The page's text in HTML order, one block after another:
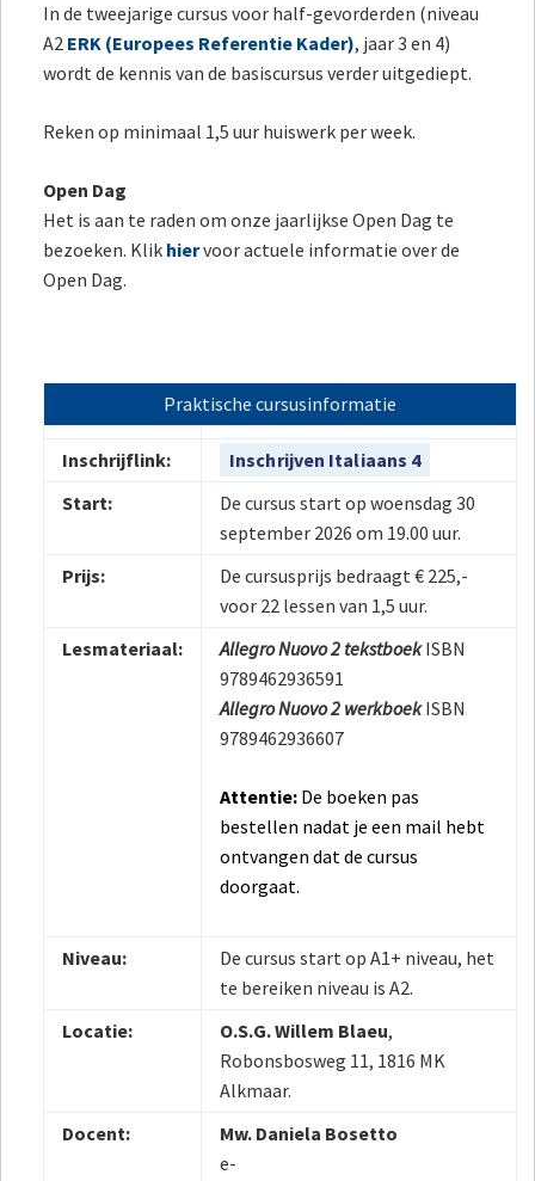
In de tweejarige cursus voor half-gevorderden (niveau
A2 ERK (Europees Referentie Kader), jaar 3 en 4)
wordt de kennis van de basiscursus verder uitgediept.
Reken op minimaal 1,5 uur huiswerk per week.
Open Dag
Het is aan te raden om onze jaarlijkse Open Dag te
bezoeken. Klik hiervoor actuele informatie over de
Open Dag.
Praktische cursusinformatie
Inschrijflink:
Inschrijven Italiaans 4
Start:
De cursus start op woensdag 30
september 2026 om 19.00 uur.
Prijs:
De cursusprijs bedraagt € 225,-
voor 22 lessen van 1,5 uur.
Lesmateriaal:
Allegro Nuovo 2 tekstboekISBN
9789462936591
Allegro Nuovo 2 werkboekISBN
9789462936607
Attentie: De boeken pas
bestellen nadat je een mail hebt
ontvangen dat de cursus
doorgaat.
Niveau:
De cursus start op A1+ niveau, het
te bereiken niveau is A2.
Locatie:
O.S.G. Willem Blaeu,
Robonsbosweg 11, 1816 MK
Alkmaar.
Docent:
Mw. Daniela Bosetto
e-